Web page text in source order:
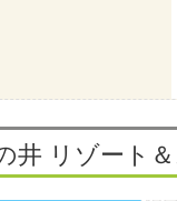
井 リゾート